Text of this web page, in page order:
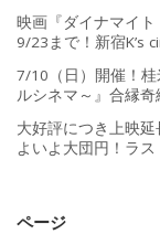
映画『ダイナマイト
9/23まで！新宿K’s
7/10（日）開催！
ルシネマ～』合縁
大好評につき上映
よいよ大団円！ラ
ページ